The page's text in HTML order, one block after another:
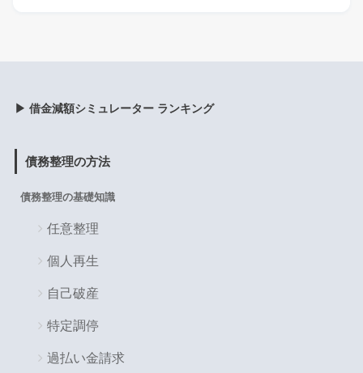
▶ 借金減額シミュレーター ランキング
債務整理の方法
債務整理の基礎知識
任意整理
個人再生
自己破産
特定調停
過払い金請求